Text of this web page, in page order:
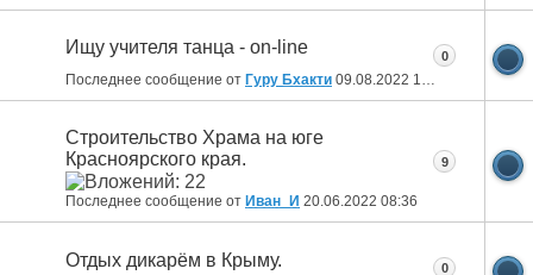
Ищу учителя танца - on-line
Последнее сообщение от Гуру Бхакти 09.08.2022 19:43
0
Cтроительство Храма на юге
Красноярского края.
Последнее сообщение от Иван_И 20.06.2022 08:36
9
Отдых дикарём в Крыму. 0